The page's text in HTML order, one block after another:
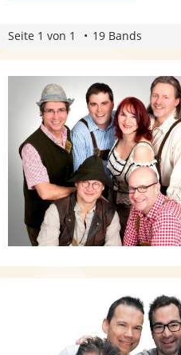
Seite 1 von 1 19 Bands